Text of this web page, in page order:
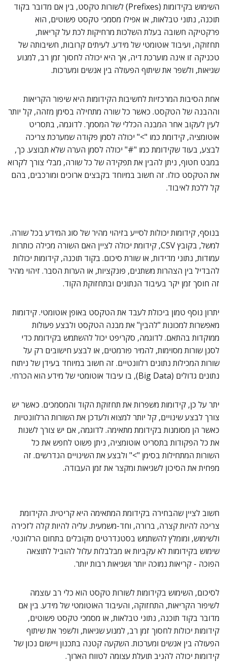
השימוש בקידומות (Prefixes) לשורות טקסט, בין אם מדובר בקוד
תוכנה, נתוני טבלאות, או אפילו מסמכי טקסט פשוטים, הוא
פרקטיקה חשובה בעלת השלכות מרחיקות לכת על קריאות,
תחזוקה, ועיבוד אוטומטי של מידע. לעיתים קרובות, חשיבותה של
טכניקה זו אינה מוערכת דיה, אך היא יכולה לחסוך זמן רב, למנוע
שגיאות, ולשפר את שיתוף הפעולה בין אנשים ומערכות.
אחת הסיבות המרכזיות לחשיבות הקידומות היא שיפור הקריאות
וההבנה של הטקסט. כאשר כל שורה מתחילה בסימן מזהה, קל יותר
לעין לעקוב אחר המבנה הכללי של המסמך. לדוגמה, בתסריט
אוטומציה, קידומת כמו ">" יכולה לסמן פקודה שמערכת צריכה
לבצע, בעוד שקידומת כמו "#" יכולה לסמן הערה שלא תבוצע. כך,
במבט חטוף, ניתן להבין את תפקידה של כל שורה, מבלי צורך לקרוא
את הטקסט כולו. זה חשוב במיוחד בקבצים ארוכים ומורכבים, בהם
קל ללכת לאיבוד.
בנוסף, קידומות יכולות לסייע בזיהוי מהיר של סוג המידע בכל שורה.
למשל, בקובץ CSV, קידומת יכולה לציין האם השורה מכילה כותרות
עמודות, נתוני מדידות, או שורת סיכום. בקוד תוכנה, קידומות יכולות
להבדיל בין הצהרות משתנים, פונקציות, או הערות הסבר. זיהוי מהיר
זה חוסך זמן יקר בעיבוד הנתונים ובתחזוקת הקוד.
יתרון נוסף טמון ביכולת לעבד את הטקסט באופן אוטומטי. קידומות
מאפשרות למכונות "להבין" את מבנה הטקסט ולבצע פעולות
ממוקדות בהתאם. לדוגמה, סקריפט יכול להשתמש בקידומת כדי
לסנן שורות מסוימות, להמיר פורמטים, או לבצע חישובים רק על
שורות המכילות נתונים רלוונטיים. זה חשוב במיוחד בעידן של ניתוח
נתונים גדולים (Big Data), בו עיבוד אוטומטי של מידע הוא הכרחי.
יתר על כן, קידומות משפרות את תחזוקת הקוד והמסמכים. כאשר יש
צורך לבצע שינויים, קל יותר למצוא ולעדכן את השורות הרלוונטיות
כאשר הן מסומנות בקידומת מתאימה. לדוגמה, אם יש צורך לשנות
את כל הפקודות בתסריט אוטומציה, ניתן פשוט לחפש את כל
השורות המתחילות בסימן ">" ולבצע את השינויים הנדרשים. זה
מפחית את הסיכון לשגיאות ומקצר את זמן העבודה.
חשוב לציין שהבחירה בקידומת המתאימה היא קריטית. הקידומת
צריכה להיות קצרה, ברורה, וחד-משמעית. עליה להיות קלה לזכירה
ולשימוש, ומומלץ להשתמש בסטנדרטים מקובלים בתחום הרלוונטי.
שימוש בקידומות לא עקביות או מבלבלות עלול להוביל לתוצאה
הפוכה - קריאות נמוכה יותר ושגיאות רבות יותר.
לסיכום, השימוש בקידומות לשורות טקסט הוא כלי רב עוצמה
לשיפור הקריאות, התחזוקה, והעיבוד האוטומטי של מידע. בין אם
מדובר בקוד תוכנה, נתוני טבלאות, או מסמכי טקסט פשוטים,
קידומות יכולות לחסוך זמן רב, למנוע שגיאות, ולשפר את שיתוף
הפעולה בין אנשים ומערכות. השקעה קטנה בתכנון ויישום נכון של
קידומות יכולה להניב תועלת עצומה לטווח הארוך.